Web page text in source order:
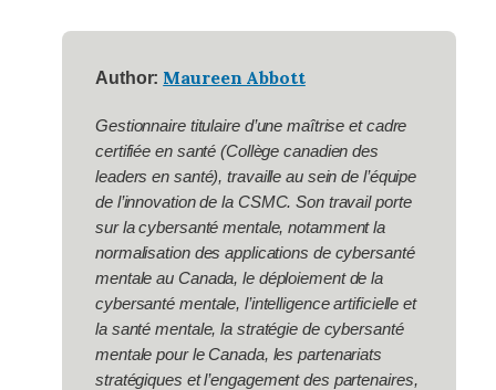
Author: Maureen Abbott
Gestionnaire titulaire d’une maîtrise et cadre
certifiée en santé (Collège canadien des
leaders en santé), travaille au sein de l’équipe
de l’innovation de la CSMC. Son travail porte
sur la cybersanté mentale, notamment la
normalisation des applications de cybersanté
mentale au Canada, le déploiement de la
cybersanté mentale, l’intelligence artificielle et
la santé mentale, la stratégie de cybersanté
mentale pour le Canada, les partenariats
stratégiques et l’engagement des partenaires,